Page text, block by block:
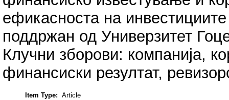
ефикасноста на
поддржан од Универзитет
Клучни зборови: компанија,
финансиски резултат,
Item Type: Article